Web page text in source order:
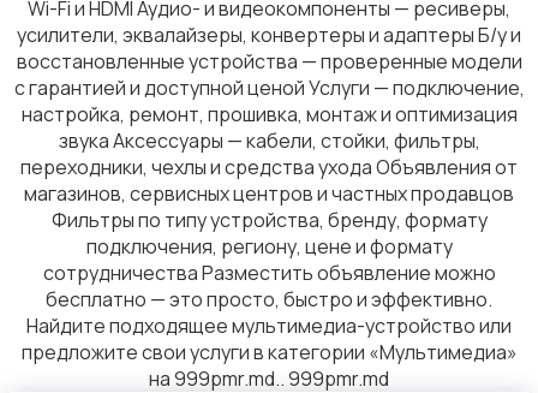
Ноутбуки
Wi-Fi и HDMI Аудио- и видеокомпоненты — ресиверы,
усилители, эквалайзеры, конвертеры и адаптеры Б/у и
восстановленные устройства — проверенные модели
с гарантией и доступной ценой Услуги — подключение,
настройка, ремонт, прошивка, монтаж и оптимизация
звука Аксессуары — кабели, стойки, фильтры,
переходники, чехлы и средства ухода Объявления от
магазинов, сервисных центров и частных продавцов
Фильтры по типу устройства, бренду, формату
подключения, региону, цене и формату
сотрудничества Разместить объявление можно
бесплатно — это просто, быстро и эффективно.
Найдите подходящее мультимедиа-устройство или
предложите свои услуги в категории «Мультимедиа»
на 999pmr.md.. 999pmr.md